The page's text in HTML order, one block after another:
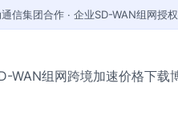
信集团合作 · 企业SD-WAN组网授
WAN组网跨境加速价格下载